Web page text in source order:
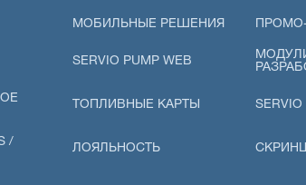
МОБИЛЬНЫЕ РЕШЕНИЯ
SERVIO PUMP WEB
ТОПЛИВНЫЕ КАРТЫ SERVIO
/
ЛОЯЛЬНОСТЬ